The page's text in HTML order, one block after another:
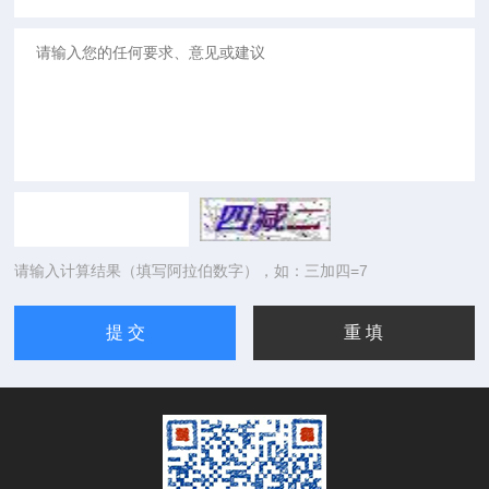
请输入计算结果（填写阿拉伯数字），如：三加四=7